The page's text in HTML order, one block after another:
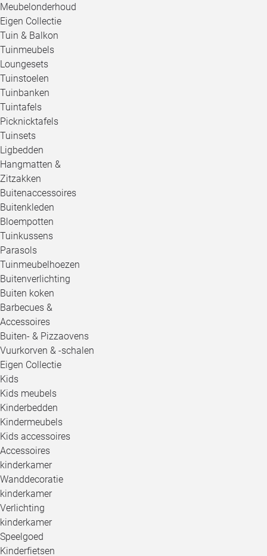
Meubelonderhoud
Eigen Collectie
Tuin & Balkon
Tuinmeubels
Loungesets
Tuinstoelen
Tuinbanken
Tuintafels
Picknicktafels
Tuinsets
Ligbedden
Hangmatten &
Zitzakken
Buitenaccessoires
Buitenkleden
Bloempotten
Tuinkussens
Parasols
Tuinmeubelhoezen
Buitenverlichting
Buiten koken
Barbecues &
Accessoires
Buiten- & Pizzaovens
Vuurkorven & -schalen
Eigen Collectie
Kids
Kids meubels
Kinderbedden
Kindermeubels
Kids accessoires
Accessoires
kinderkamer
Wanddecoratie
kinderkamer
Verlichting
kinderkamer
Speelgoed
Kinderfietsen